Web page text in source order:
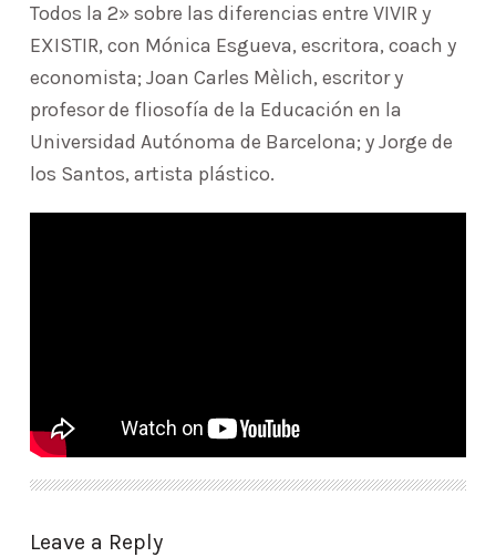
Todos la 2» sobre las diferencias entre VIVIR y
EXISTIR, con Mónica Esgueva, escritora, coach y
economista; Joan Carles Mèlich, escritor y
profesor de fliosofía de la Educación en la
Universidad Autónoma de Barcelona; y Jorge de
los Santos, artista plástico.
Leave a Reply